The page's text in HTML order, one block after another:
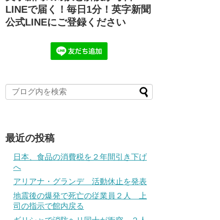
LINEで届く！毎日1分！英字新聞
公式LINEにご登録ください
最近の投稿
日本、食品の消費税を２年間引き下げ
へ
アリアナ・グランデ 活動休止を発表
地震後の爆発で死亡の従業員２人 上
司の指示で館内戻る